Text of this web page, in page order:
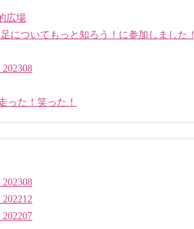
広場
についてもっと知ろう！に参加しました！
った！笑った！